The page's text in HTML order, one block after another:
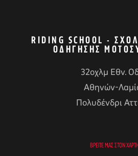
RIDING SCHOOL -
ΟΔΉΓΗΣΗΣ
32οχλμ Εθν.
Αθηνών-
Πολυδένδρι
ΒΡΕΊΤΕ ΜΑΣ ΣΤΟΝ